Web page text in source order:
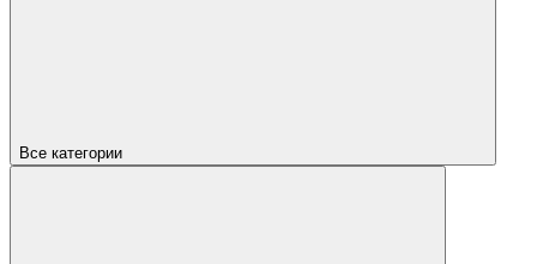
Все категории